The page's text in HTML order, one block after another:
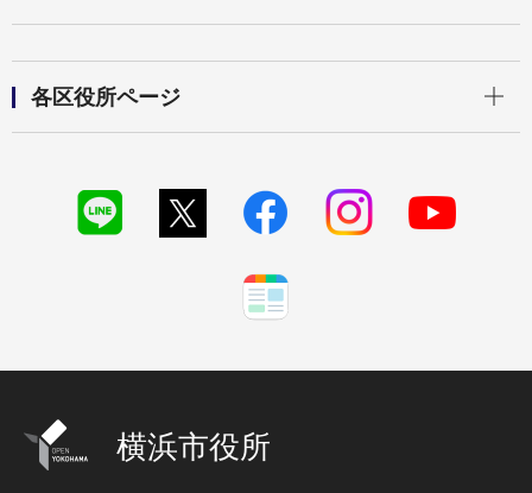
各区役所ページ
横浜市役所